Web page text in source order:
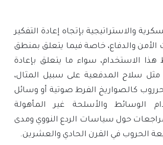
والاستراتيجية بإتجاه إعادة التفكير
والدفاع، خاصة فيما يتعلق بمنطق
الاستخدام، سواء ما يتعلق بإعادة
مثل سلاح المدفعية على سبيل المثال،
كالصواريخ الفرط صوتية أو وسائل
الوسائط والأسلحة غير المأهولة
حول سياسات الردع النووي ومدى
الحروب في القرن الحادي والعشرين.